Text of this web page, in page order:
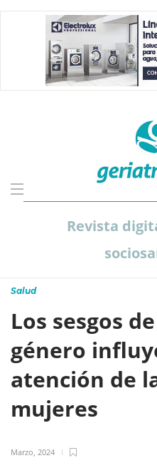
Revista
Salud
Los sesgos
género
atención de
mujeres
Marzo, 2024